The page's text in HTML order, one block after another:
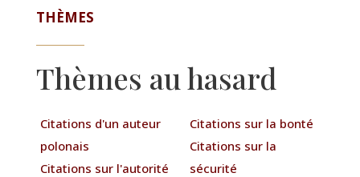
THÈMES
Thèmes au hasard
Citations d'un auteur
polonais
Citations sur l'autorité
Citations sur la bonté
Citations sur la
sécurité